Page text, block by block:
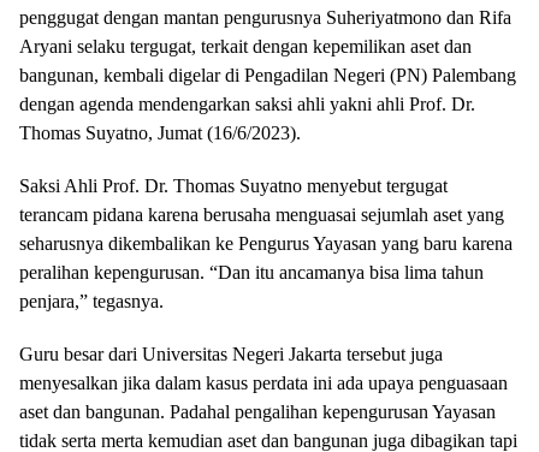
penggugat dengan mantan pengurusnya Suheriyatmono dan Rifa
Aryani selaku tergugat, terkait dengan kepemilikan aset dan
bangunan, kembali digelar di Pengadilan Negeri (PN) Palembang
dengan agenda mendengarkan saksi ahli yakni ahli Prof. Dr.
Thomas Suyatno, Jumat (16/6/2023).
Saksi Ahli Prof. Dr. Thomas Suyatno menyebut tergugat
terancam pidana karena berusaha menguasai sejumlah aset yang
seharusnya dikembalikan ke Pengurus Yayasan yang baru karena
peralihan kepengurusan. “Dan itu ancamanya bisa lima tahun
penjara,” tegasnya.
Guru besar dari Universitas Negeri Jakarta tersebut juga
menyesalkan jika dalam kasus perdata ini ada upaya penguasaan
aset dan bangunan. Padahal pengalihan kepengurusan Yayasan
tidak serta merta kemudian aset dan bangunan juga dibagikan tapi